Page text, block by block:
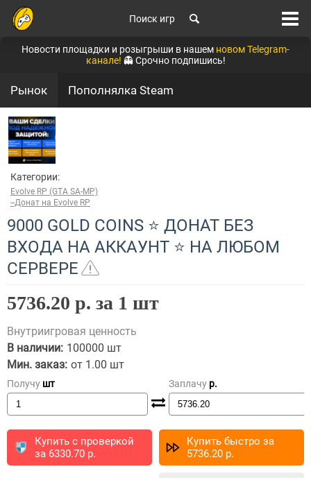
Поиск игр
Новости площадки и розыгрыши в нашем новом Telegram-
канале! 👻 Срочно подпишись!
Рынок Пополнялка Steam
Категории:
Evolve RP (GTA SA-MP)
--Донат на Evolve RP
9000 GOLD COINS ⭐ ДОНАТ БЕЗ
ВХОДА НА АККАУНТ ⭐ НА ЛЮБОМ
СЕРВЕРЕ
5736.20 р. за 1 шт
Внутриигровая ценность
В наличии: 100000 шт
Мин. заказ: от 1.00 шт
Получу шт Заплачу p.
Купить с проверкой
за 6330.70 p.
Купить быстро за
5736.20 p.